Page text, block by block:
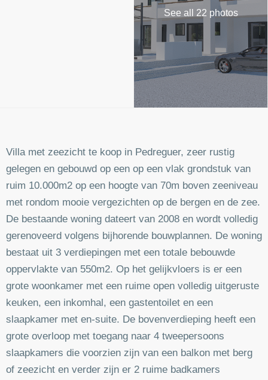
See all 22 photos
Villa met zeezicht te koop in Pedreguer, zeer rustig
gelegen en gebouwd op een op een vlak grondstuk van
ruim 10.000m2 op een hoogte van 70m boven zeeniveau
met rondom mooie vergezichten op de bergen en de zee.
De bestaande woning dateert van 2008 en wordt volledig
gerenoveerd volgens bijhorende bouwplannen. De woning
bestaat uit 3 verdiepingen met een totale bebouwde
oppervlakte van 550m2. Op het gelijkvloers is er een
grote woonkamer met een ruime open volledig uitgeruste
keuken, een inkomhal, een gastentoilet en een
slaapkamer met en-suite. De bovenverdieping heeft een
grote overloop met toegang naar 4 tweepersoons
slaapkamers die voorzien zijn van een balkon met berg
of zeezicht en verder zijn er 2 ruime badkamers